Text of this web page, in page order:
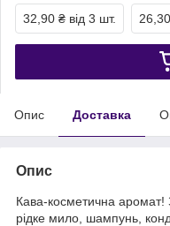
32,90 ₴ від 3 шт.
Опис Доставка
Опис
Кава-косметична аромат!
рідке мило, шампунь,